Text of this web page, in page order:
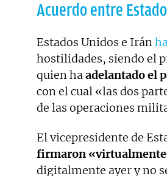
Acuerdo entre
Estados Unidos e Irán
hostilidades, siendo el
quien haadelantado el
con el cual «las dos
de las operaciones
El vicepresidente de
firmaron
digitalmente ayer y no